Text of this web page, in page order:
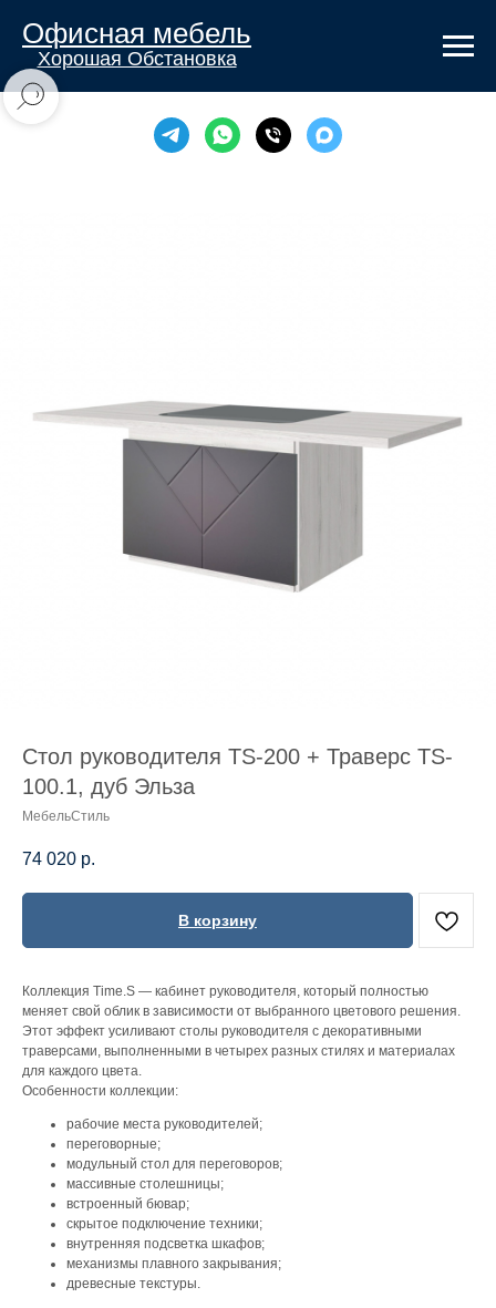
Офисная мебель
Хорошая Обстановка
Стол руководителя TS-200 + Траверс TS-
100.1, дуб Эльза
МебельСтиль
74 020 р.
В корзину
Коллекция Time.S — кабинет руководителя, который полностью
меняет свой облик в зависимости от выбранного цветового решения.
Этот эффект усиливают столы руководителя с декоративными
траверсами, выполненными в четырех разных стилях и материалах
для каждого цвета.
Особенности коллекции:
рабочие места руководителей;
переговорные;
модульный стол для переговоров;
массивные столешницы;
встроенный бювар;
скрытое подключение техники;
внутренняя подсветка шкафов;
механизмы плавного закрывания;
древесные текстуры.